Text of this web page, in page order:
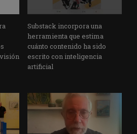
Substack incorpora una
herramienta que estima
cuánto contenido ha sido
escrito con inteligencia
artificial